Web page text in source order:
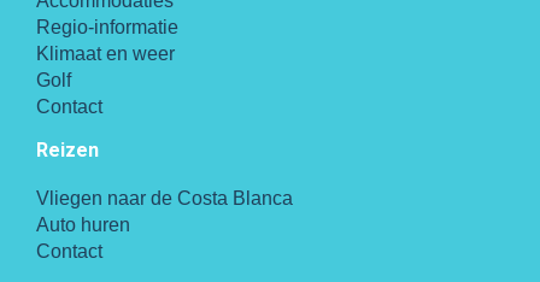
Regio-informatie
Klimaat en weer
Golf
Contact
Reizen
Vliegen naar de Costa Blanca
Auto huren
Contact